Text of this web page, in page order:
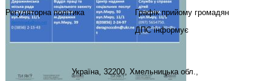
Регуляторна політика
Графік прийому громадян
ДПС інформує
Україна, 32200, Хмельницька обл.,